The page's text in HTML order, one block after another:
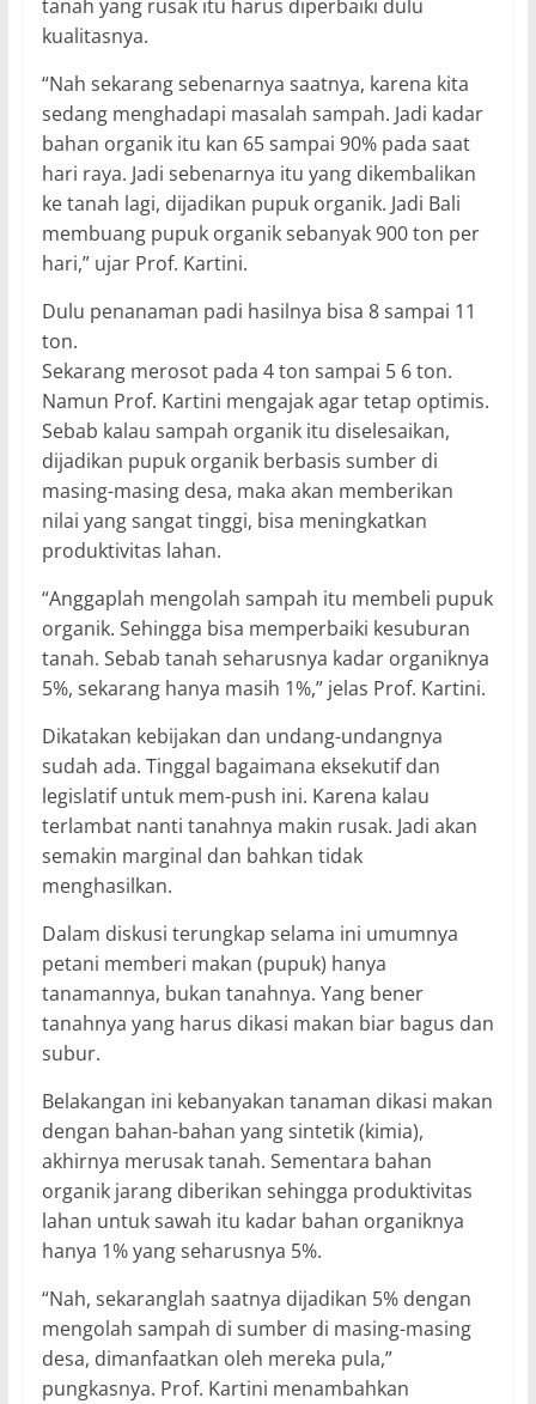
tanah yang rusak itu harus diperbaiki dulu
kualitasnya.
“Nah sekarang sebenarnya saatnya, karena kita
sedang menghadapi masalah sampah. Jadi kadar
bahan organik itu kan 65 sampai 90% pada saat
hari raya. Jadi sebenarnya itu yang dikembalikan
ke tanah lagi, dijadikan pupuk organik. Jadi Bali
membuang pupuk organik sebanyak 900 ton per
hari,” ujar Prof. Kartini.
Dulu penanaman padi hasilnya bisa 8 sampai 11
ton.
Sekarang merosot pada 4 ton sampai 5 6 ton.
Namun Prof. Kartini mengajak agar tetap optimis.
Sebab kalau sampah organik itu diselesaikan,
dijadikan pupuk organik berbasis sumber di
masing-masing desa, maka akan memberikan
nilai yang sangat tinggi, bisa meningkatkan
produktivitas lahan.
“Anggaplah mengolah sampah itu membeli pupuk
organik. Sehingga bisa memperbaiki kesuburan
tanah. Sebab tanah seharusnya kadar organiknya
5%, sekarang hanya masih 1%,” jelas Prof. Kartini.
Dikatakan kebijakan dan undang-undangnya
sudah ada. Tinggal bagaimana eksekutif dan
legislatif untuk mem-push ini. Karena kalau
terlambat nanti tanahnya makin rusak. Jadi akan
semakin marginal dan bahkan tidak
menghasilkan.
Dalam diskusi terungkap selama ini umumnya
petani memberi makan (pupuk) hanya
tanamannya, bukan tanahnya. Yang bener
tanahnya yang harus dikasi makan biar bagus dan
subur.
Belakangan ini kebanyakan tanaman dikasi makan
dengan bahan-bahan yang sintetik (kimia),
akhirnya merusak tanah. Sementara bahan
organik jarang diberikan sehingga produktivitas
lahan untuk sawah itu kadar bahan organiknya
hanya 1% yang seharusnya 5%.
“Nah, sekaranglah saatnya dijadikan 5% dengan
mengolah sampah di sumber di masing-masing
desa, dimanfaatkan oleh mereka pula,”
pungkasnya. Prof. Kartini menambahkan